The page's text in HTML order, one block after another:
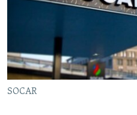
FOTOQALEREYA
İNFOQRAFIKA
KARIKATURA
AZƏRBAYCAN ƏDƏBIYYATI
İSLAM VƏ DEMOKRATIYA
HAQQIMIZDA
MISSIYAMIZ
PEŞƏ ETIKASI VƏ JURNALISTIKA
BIZI IZLƏ
SOCAR